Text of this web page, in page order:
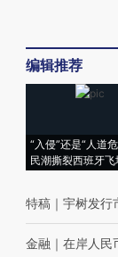
编辑推荐
“入侵”还是“人道
民潮撕裂西班牙
特稿 ｜ 宇树发行
金融 ｜ 在岸人民